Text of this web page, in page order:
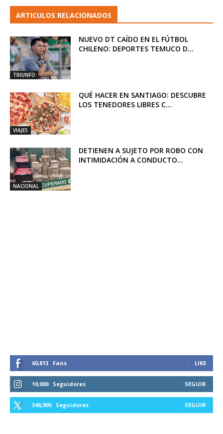
ARTICULOS RELACIONADOS
TRIUNFO
NUEVO DT CAÍDO EN EL FÚTBOL
CHILENO: DEPORTES TEMUCO D...
VIAJES
QUÉ HACER EN SANTIAGO: DESCUBRE
LOS TENEDORES LIBRES C...
NACIONAL
DETIENEN A SUJETO POR ROBO CON
INTIMIDACIÓN A CONDUCTO...
60,813 Fans LIKE
10,000 Seguidores SEGUIR
346,900 Seguidores SEGUIR